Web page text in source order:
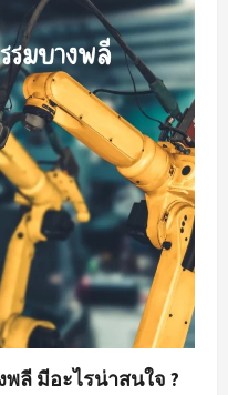
ลี มีอะไรน่าสนใจ ?